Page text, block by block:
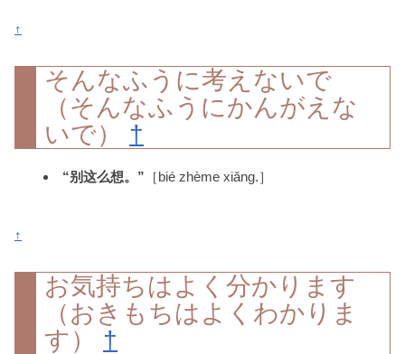
↑
そんなふうに考えないで
（そんなふうにかんがえな
いで） †
“别这么想。” ［bié zhème xiǎng.］
↑
お気持ちはよく分かります
（おきもちはよくわかりま
す） †